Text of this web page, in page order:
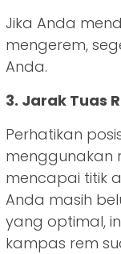
Jika Anda
mengerem,
Anda.
3. Jarak Tuas
Perhatikan
menggunakan
mencapai titik
Anda masih
yang optimal,
kampas rem